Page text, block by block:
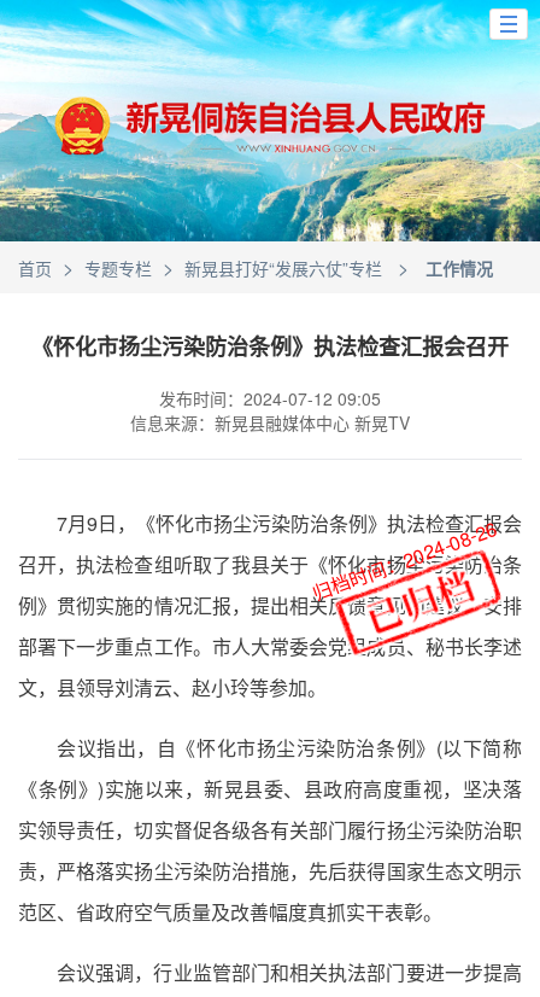
首页 > 专题专栏 > 新晃县打好“发展六仗”专栏 > 工作情况
《怀化市扬尘污染防治条例》执法检查汇报会召开
发布时间：2024-07-12 09:05
信息来源：新晃县融媒体中心 新晃TV
7月9日，《怀化市扬尘污染防治条例》执法检查汇报会
召开，执法检查组听取了我县关于《怀化市扬尘污染防治条
例》贯彻实施的情况汇报，提出相关反馈意见和建议，安排
部署下一步重点工作。市人大常委会党组成员、秘书长李述
文，县领导刘清云、赵小玲等参加。
会议指出，自《怀化市扬尘污染防治条例》(以下简称
《条例》)实施以来，新晃县委、县政府高度重视，坚决落
实领导责任，切实督促各级各有关部门履行扬尘污染防治职
责，严格落实扬尘污染防治措施，先后获得国家生态文明示
范区、省政府空气质量及改善幅度真抓实干表彰。
会议强调，行业监管部门和相关执法部门要进一步提高
归档时间：2024-08-26